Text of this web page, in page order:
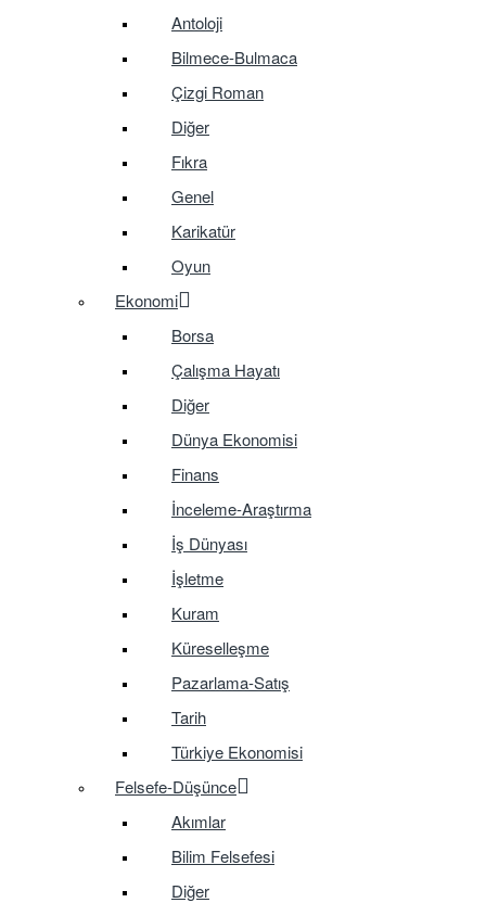
Antoloji
Bilmece-Bulmaca
Çizgi Roman
Diğer
Fıkra
Genel
Karikatür
Oyun
Ekonomi
Borsa
Çalışma Hayatı
Diğer
Dünya Ekonomisi
Finans
İnceleme-Araştırma
İş Dünyası
İşletme
Kuram
Küreselleşme
Pazarlama-Satış
Tarih
Türkiye Ekonomisi
Felsefe-Düşünce
Akımlar
Bilim Felsefesi
Diğer